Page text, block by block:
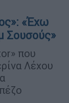
«Έχω
Σουσούς»
που
Λέχου